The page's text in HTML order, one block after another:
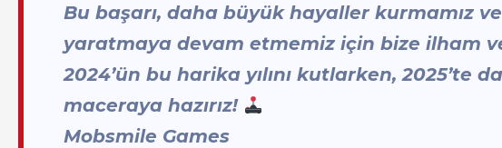
Bu başarı, daha büyük hayaller kurmamız
yaratmaya devam etmemiz için bize ilham
2024’ün bu harika yılını kutlarken, 2025’te
maceraya hazırız!
Mobsmile Games